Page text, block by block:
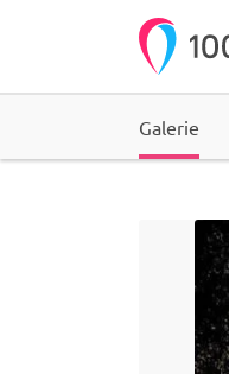
Galerie